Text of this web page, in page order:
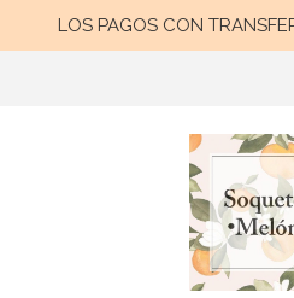
LOS PAGOS CON